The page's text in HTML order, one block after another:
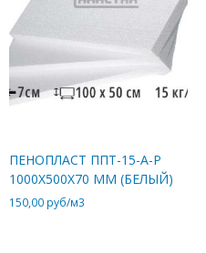
ПЕНОПЛАСТ ППТ-15-А-Р
1000Х500Х70 ММ (БЕЛЫЙ)
150,00 руб/м3